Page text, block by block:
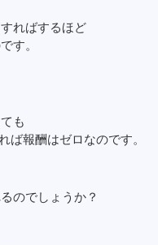
ればするほど
す。
も
ば報酬はゼロなのです。
のでしょうか？